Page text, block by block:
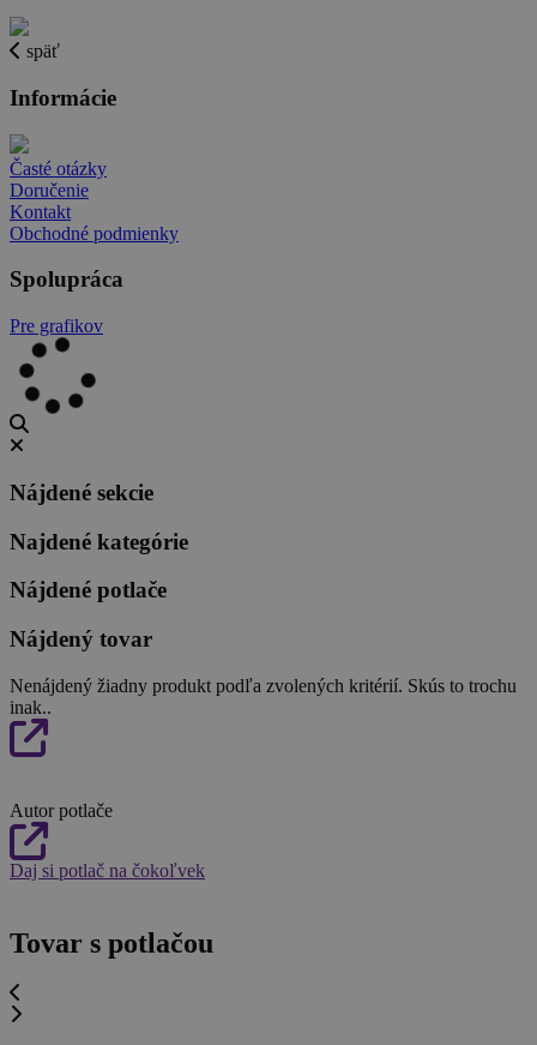
späť
Informácie
Časté otázky
Doručenie
Kontakt
Obchodné podmienky
Spolupráca
Pre grafikov
Nájdené sekcie
Najdené kategórie
Nájdené potlače
Nájdený tovar
Nenájdený žiadny produkt podľa zvolených kritérií. Skús to trochu
inak..
Autor potlače
Daj si potlač na čokoľvek
Tovar s potlačou